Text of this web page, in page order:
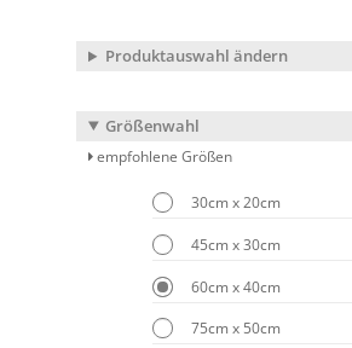
Produktauswahl ändern
Größenwahl
empfohlene Größen
30cm x 20cm
45cm x 30cm
60cm x 40cm
75cm x 50cm